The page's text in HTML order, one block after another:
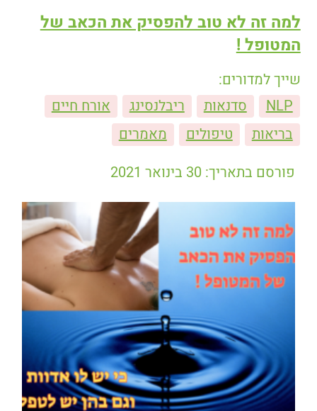
למה זה לא טוב להפסיק את הכאב של
המטופל !
שייך למדורים:
NLP
סדנאות ריבלנסינג
אורח חיים
בריאות
טיפולים
מאמרים
פורסם בתאריך: 30 בינואר 2021